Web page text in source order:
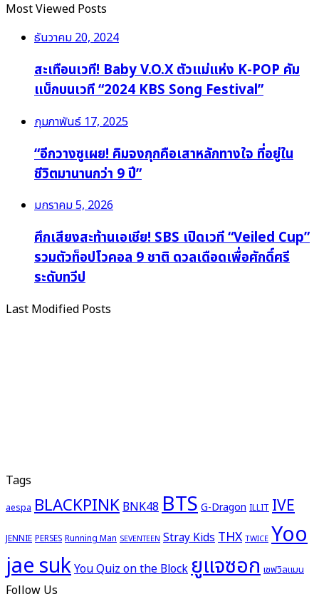
Most Viewed Posts
ธันวาคม 20, 2024
สะเทือนเวที! Baby V.O.X ตัวแม่แห่ง K-POP คัม
แบ็กบนเวที “2024 KBS Song Festival”
กุมภาพันธ์ 17, 2025
“อีกวางซูเผย! คิมจงกุกคือเสาหลักทางใจ ที่อยู่ใน
ชีวิตมานานกว่า 9 ปี”
มกราคม 5, 2026
ศึกเสียงสะท้านเอเชีย! SBS เปิดเวที “Veiled Cup”
รวมตัวท็อปโวคอล 9 ชาติ ดวลเดือดเพื่อศักดิ์ศรี
ระดับทวีป
Last Modified Posts
Tags
aespa BLACKPINK BNK48 BTSG-Dragon ILLIT IVE
JENNIE PERSES Running Man SEVENTEEN Stray Kids THX TWICE Yoo
jae sukYou Quiz on the Blockยูแจซอก เชฟวิลแมน
Follow Us